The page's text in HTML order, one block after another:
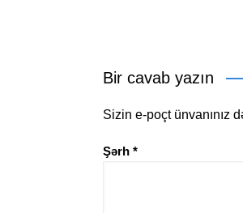
Bir cavab yazın
Sizin e-poçt ünvanınız
Şərh *